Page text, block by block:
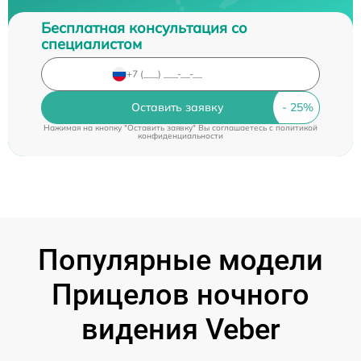
Бесплатная консультация со
специалистом
Оставить заявку
Нажимая на кнопку "Оставить заявку" Вы соглашаетесь cполитикой
конфиденциальности
Популярные модели
Прицелов ночного
видения Veber